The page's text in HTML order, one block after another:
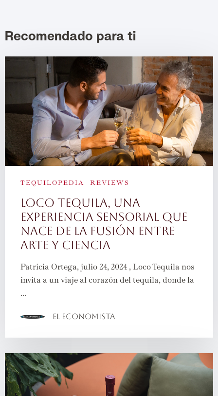
Recomendado para ti
TEQUILOPEDIA REVIEWS
Loco Tequila, una
experiencia sensorial que
nace de la fusión entre
arte y ciencia
Patricia Ortega, julio 24, 2024 , Loco Tequila nos
invita a un viaje al corazón del tequila, donde la
...
El Economista